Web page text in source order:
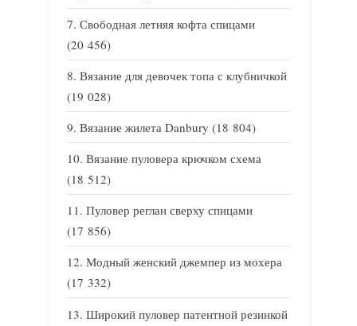
Свободная летняя кофта спицами
(20 456)
Вязание для девочек топа с клубничкой
(19 028)
Вязание жилета Danbury (18 804)
Вязание пуловера крючком схема
(18 512)
Пуловер реглан сверху спицами
(17 856)
Модный женский джемпер из мохера
(17 332)
Широкий пуловер патентной резинкой